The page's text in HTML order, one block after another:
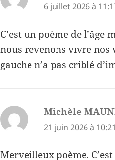
6 juillet 2026 à
C’est un poème de
nous revenons vivre
gauche n’a pas criblé
Michèle
21 juin 2026 à 10:21
Merveilleux poème.